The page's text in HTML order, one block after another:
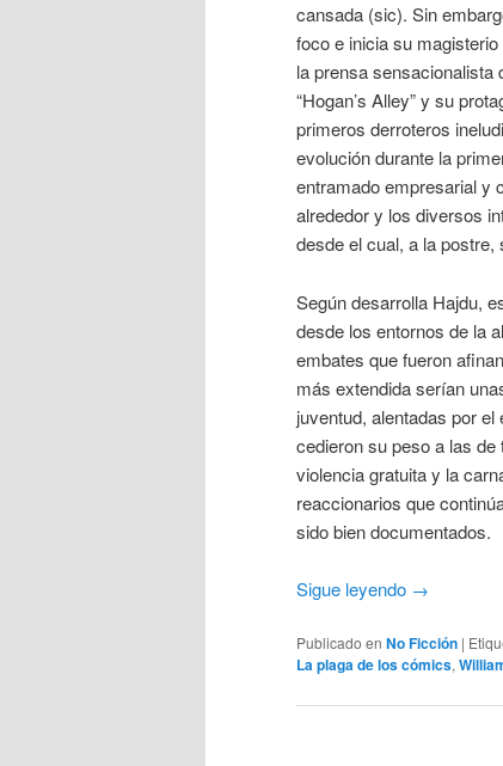
cansada (sic). Sin
foco e inicia su
la prensa sensacionalista
“Hogan’s Alley” y su
primeros derroteros
evolución durante la
entramado empresarial y
alrededor y los diversos
desde el cual, a la
Según desarrolla Hajdu,
desde los entornos de la
embates que fueron
más extendida serían
juventud, alentadas por
cedieron su peso a las
violencia gratuita y la
reaccionarios que
sido bien documentados.
Sigue leyendo →
Publicado en No Ficción |
La plaga de los cómics,